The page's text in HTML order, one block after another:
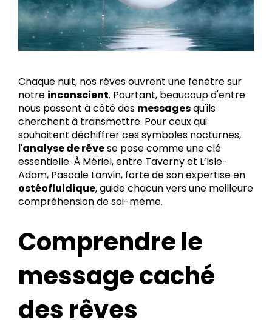
Chaque nuit, nos rêves ouvrent une fenêtre sur
notre inconscient. Pourtant, beaucoup d'entre
nous passent à côté des messagesqu'ils
cherchent à transmettre. Pour ceux qui
souhaitent déchiffrer ces symboles nocturnes,
l'analyse de rêvese pose comme une clé
essentielle. À Mériel, entre Taverny et L’Isle-
Adam, Pascale Lanvin, forte de son expertise en
ostéofluidique, guide chacun vers une meilleure
compréhension de soi-même.
Comprendre le
message caché
des rêves